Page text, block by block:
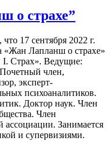
о страхе”
17 сентября 2022 г.
«Жан Лапланш о страхе»
Страх». Ведущие:
член,
эксперт-
психоаналитиков.
Доктор наук. Член
Член
ассоциации. Занимается
и супервизиями.